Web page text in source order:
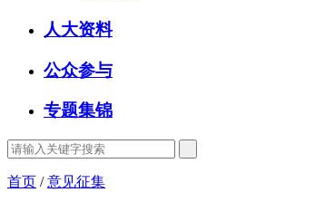
人大资料
公众参与
专题集锦
首页 /意见征集